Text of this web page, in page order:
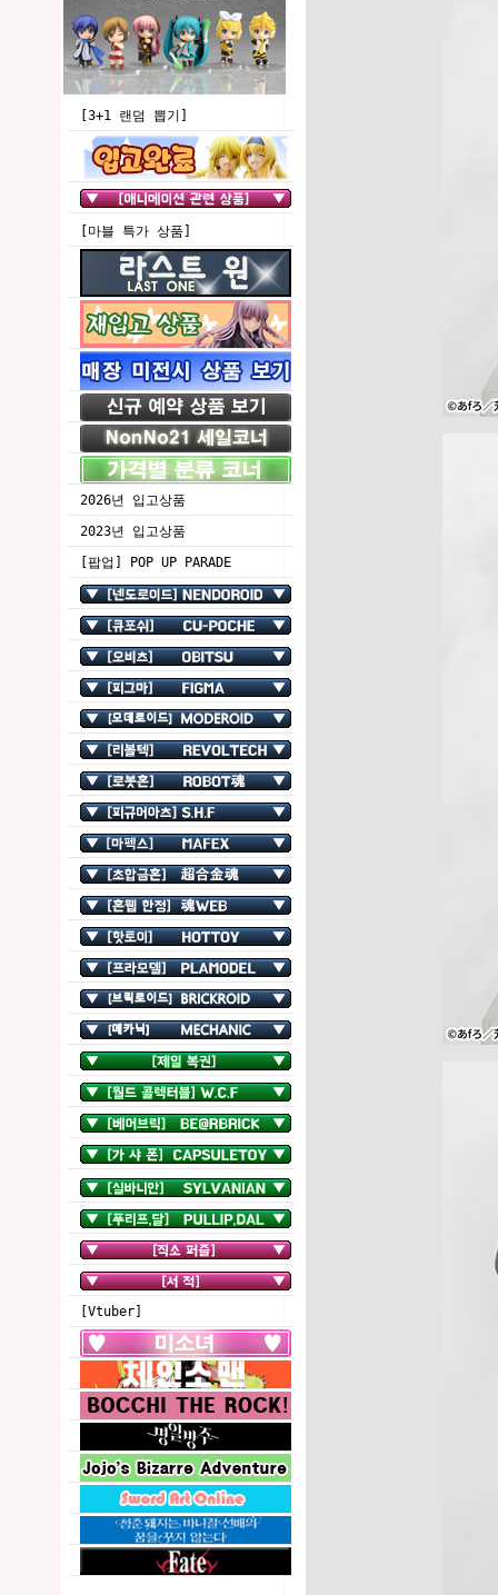
[3+1 랜덤 뽑기]
[마블 특가 상품]
2026년 입고상품
2023년 입고상품
[팝업] POP UP PARADE
[Vtuber]